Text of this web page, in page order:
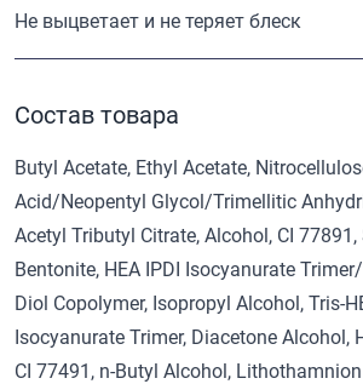
Не выцветает и не теряет блеск
Состав товара
Butyl Acetate, Ethyl Acetate,
Acid/Neopentyl Glycol/Trimellitic
Acetyl Tributyl Citrate, Alcohol, CI
Bentonite, HEA IPDI Isocyanurate
Diol Copolymer, Isopropyl Alcohol, Tris-
Isocyanurate Trimer, Diacetone Alcohol,
CI 77491, n-Butyl Alcohol,